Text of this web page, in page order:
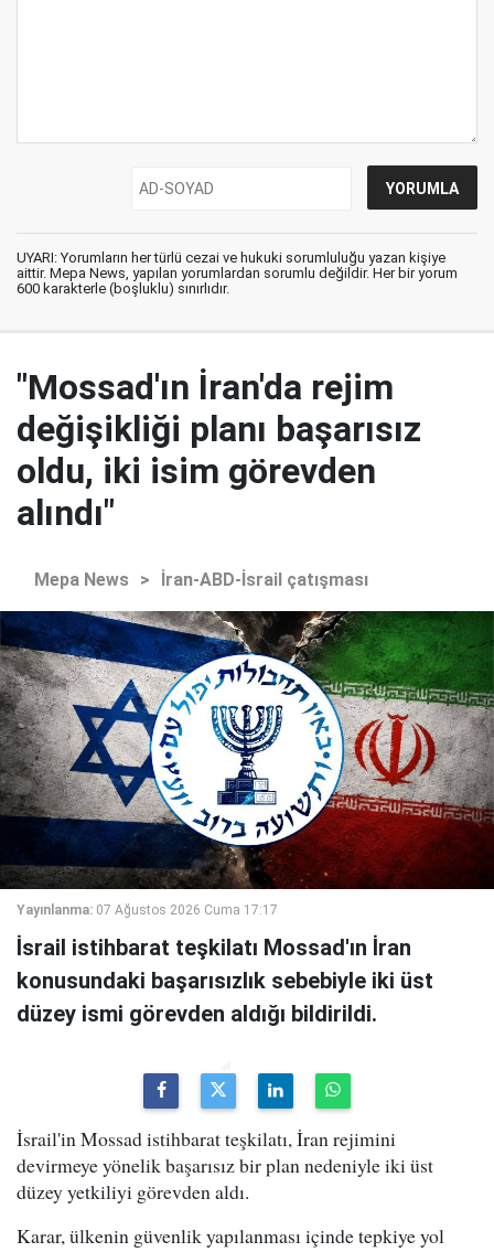
UYARI: Yorumların her türlü cezai ve hukuki sorumluluğu yazan kişiye
aittir. Mepa News, yapılan yorumlardan sorumlu değildir. Her bir yorum
600 karakterle (boşluklu) sınırlıdır.
"Mossad'ın İran'da rejim
değişikliği planı başarısız
oldu, iki isim görevden
alındı"
Mepa News > İran-ABD-İsrail çatışması
Yayınlanma: 07 Ağustos 2026 Cuma 17:17
İsrail istihbarat teşkilatı Mossad'ın İran
konusundaki başarısızlık sebebiyle iki üst
düzey ismi görevden aldığı bildirildi.
İsrail'in Mossad istihbarat teşkilatı, İran rejimini
devirmeye yönelik başarısız bir plan nedeniyle iki üst
düzey yetkiliyi görevden aldı.
Karar, ülkenin güvenlik yapılanması içinde tepkiye yol